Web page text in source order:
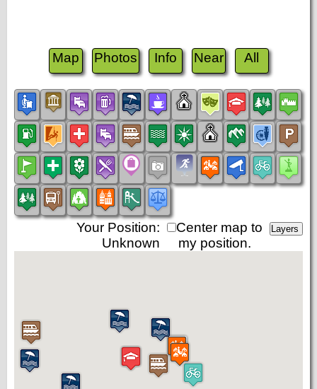
Map Photos Info Near All
Center map to
my position.
Your Position:
Unknown